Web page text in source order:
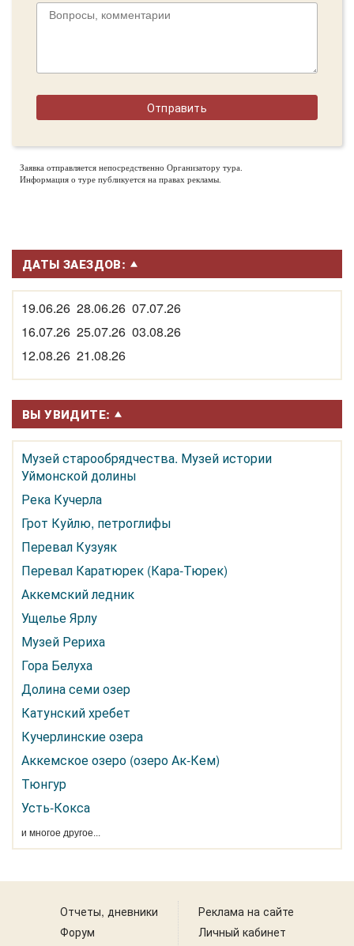
Заявка отправляется непосредственно Организатору тура.
Информация о туре публикуется на правах рекламы.
ДАТЫ ЗАЕЗДОВ:
19.06.26 28.06.26 07.07.26
16.07.26 25.07.26 03.08.26
12.08.26 21.08.26
ВЫ УВИДИТЕ:
Музей старообрядчества. Музей истории
Уймонской долины
Река Кучерла
Грот Куйлю, петроглифы
Перевал Кузуяк
Перевал Каратюрек (Кара-Тюрек)
Аккемский ледник
Ущелье Ярлу
Музей Рериха
Гора Белуха
Долина семи озер
Катунский хребет
Кучерлинские озера
Аккемское озеро (озеро Ак-Кем)
Тюнгур
Усть-Кокса
и многое другое...
Отчеты, дневники
Форум
Реклама на сайте
Личный кабинет